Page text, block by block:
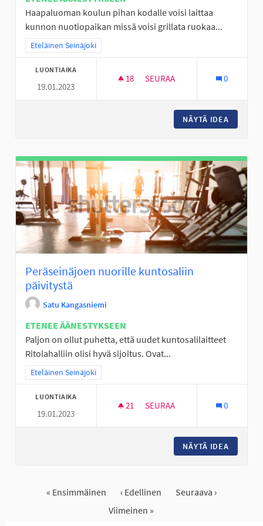
Haapaluoman koulun pihan kodalle voisi laittaa
kunnon nuotiopaikan missä voisi grillata ruokaa...
Rajaa tulokset teeman mukaan: Eteläinen Seinäjoki
Eteläinen Seinäjoki
LUONTIAIKA
19.01.2023
18 18 SEURAAJAA
SEURAA 0
NÄYTÄ IDEA
Peräseinäjoen nuorille kuntosaliin
päivitystä
Satu Kangasniemi
ETENEE ÄÄNESTYKSEEN
Paljon on ollut puhetta, että uudet kuntosalilaitteet
Ritolahalliin olisi hyvä sijoitus. Ovat...
Rajaa tulokset teeman mukaan: Eteläinen Seinäjoki
Eteläinen Seinäjoki
LUONTIAIKA
19.01.2023
21 21 SEURAAJAA
SEURAA 0
NÄYTÄ IDEA
« Ensimmäinen ‹ Edellinen
Seuraava ›
Viimeinen »